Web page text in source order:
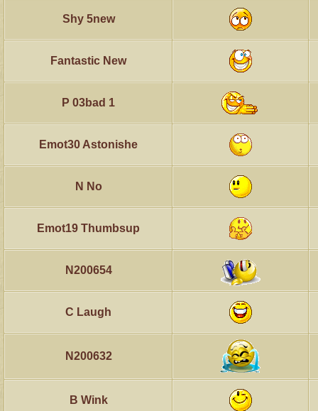
Shy 5new
Fantastic New
P 03bad 1
Emot30 Astonishe
N No
Emot19 Thumbsup
N200654
C Laugh
N200632
B Wink